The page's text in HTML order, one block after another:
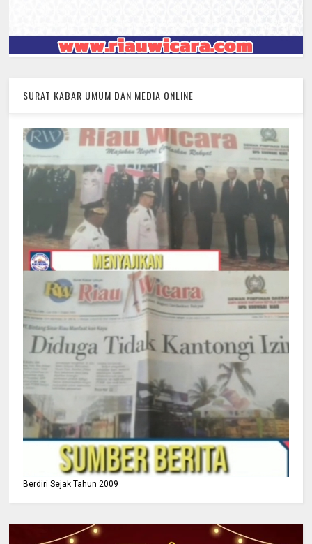
SURAT KABAR UMUM DAN MEDIA ONLINE
Berdiri Sejak Tahun 2009